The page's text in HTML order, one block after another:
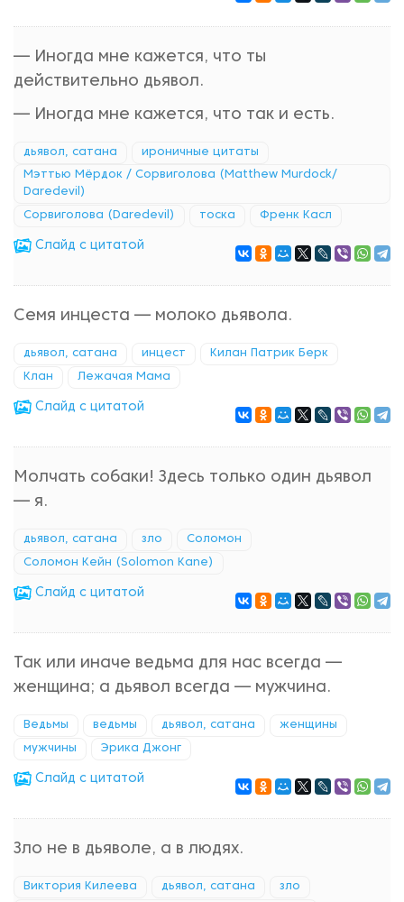
— Иногда мне кажется, что ты
действительно дьявол.
— Иногда мне кажется, что так и есть.
дьявол, сатана ироничные цитаты
Мэттью Мёрдок / Сорвиголова (Matthew Murdock/
Daredevil)
Сорвиголова (Daredevil) тоска Френк Касл
Cлайд с цитатой
Семя инцеста — молоко дьявола.
дьявол, сатана инцест Килан Патрик Берк
Клан Лежачая Мама
Cлайд с цитатой
Молчать собаки! Здесь только один дьявол
— я.
дьявол, сатана зло Соломон
Соломон Кейн (Solomon Kane)
Cлайд с цитатой
Так или иначе ведьма для нас всегда —
женщина; а дьявол всегда — мужчина.
Ведьмы ведьмы дьявол, сатана женщины
мужчины Эрика Джонг
Cлайд с цитатой
Зло не в дьяволе, а в людях.
Виктория Килеева дьявол, сатана зло